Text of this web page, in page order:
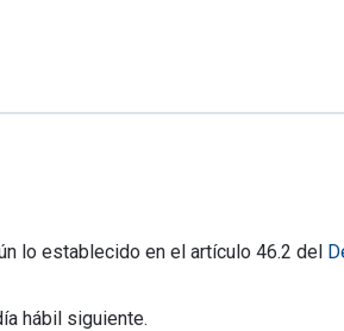
lo establecido en el artículo 46.2 del
hábil siguiente.